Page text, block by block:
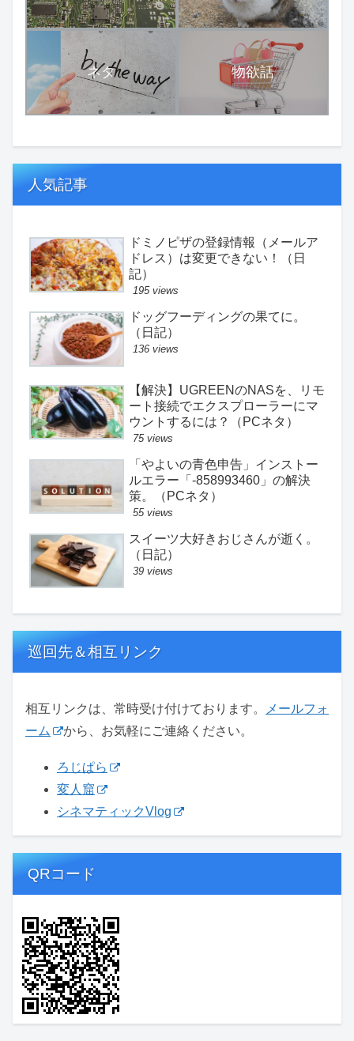
ネタ 物欲話
人気記事
ドミノピザの登録情報（メールア
ドレス）は変更できない！（日
記）
195 views
ドッグフーディングの果てに。
（日記）
136 views
【解決】UGREENのNASを、リモ
ート接続でエクスプローラーにマ
ウントするには？（PCネタ）
75 views
「やよいの青色申告」インストー
ルエラー「-858993460」の解決
策。（PCネタ）
55 views
スイーツ大好きおじさんが逝く。
（日記）
39 views
巡回先＆相互リンク
相互リンクは、常時受け付けております。
メールフォ
ーム
から、お気軽にご連絡ください。
ろじぱら
変人窟
シネマティックVlog
QRコード